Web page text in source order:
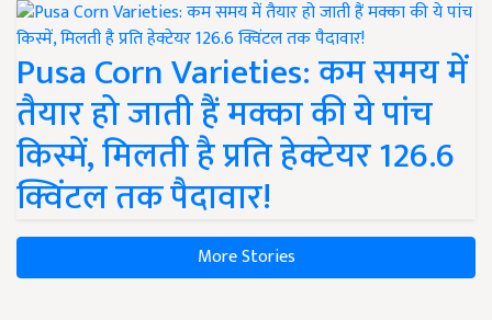
Pusa Corn Varieties: कम समय में
तैयार हो जाती हैं मक्का की ये पांच
किस्में, मिलती है प्रति हेक्टेयर 126.6
क्विंटल तक पैदावार!
More Stories